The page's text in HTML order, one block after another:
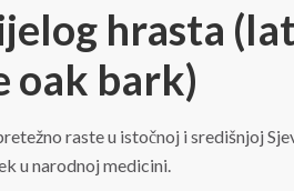
hrasta
oak bark)
raste u istočnoj i središnjoj
u narodnoj medicini.